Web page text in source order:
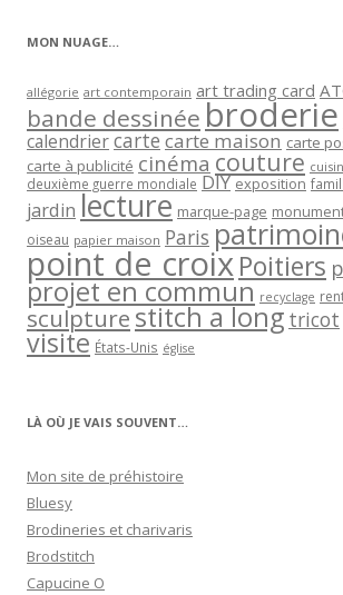
MON NUAGE…
allégorie art contemporain art trading card
bande dessinée broderie
calendriercartecarte maison carte
carte à publicité cinéma couture
deuxième guerre mondiale DIY exposition
jardin lecture marque-page
oiseau papier maison Paris
point de croixPoitiers
projet en commun recyclage
sculpturestitch a long tricot
visite États-Unis église
LÀ OÙ JE VAIS SOUVENT…
Mon site de préhistoire
Bluesy
Brodineries et charivaris
Brodstitch
Capucine O